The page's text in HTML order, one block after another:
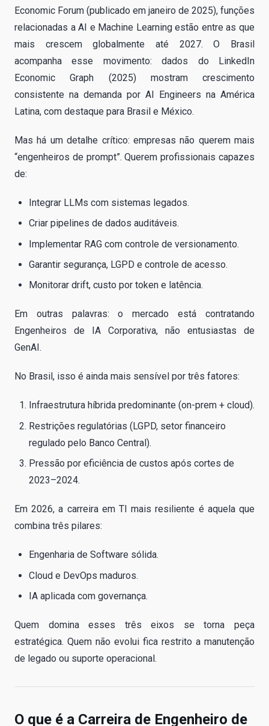
Economic Forum (publicado em janeiro de 2025), funções
relacionadas a AI e Machine Learning estão entre as que
mais crescem globalmente até 2027. O Brasil
acompanha esse movimento: dados do LinkedIn
Economic Graph (2025) mostram crescimento
consistente na demanda por AI Engineers na América
Latina, com destaque para Brasil e México.
Mas há um detalhe crítico: empresas não querem mais
“engenheiros de prompt”. Querem profissionais capazes
de:
Integrar LLMs com sistemas legados.
Criar pipelines de dados auditáveis.
Implementar RAG com controle de versionamento.
Garantir segurança, LGPD e controle de acesso.
Monitorar drift, custo por token e latência.
Em outras palavras: o mercado está contratando
Engenheiros de IA Corporativa, não entusiastas de
GenAI.
No Brasil, isso é ainda mais sensível por três fatores:
Infraestrutura híbrida predominante (on-prem + cloud).
Restrições regulatórias (LGPD, setor financeiro
regulado pelo Banco Central).
Pressão por eficiência de custos após cortes de
2023–2024.
Em 2026, a carreira em TI mais resiliente é aquela que
combina três pilares:
Engenharia de Software sólida.
Cloud e DevOps maduros.
IA aplicada com governança.
Quem domina esses três eixos se torna peça
estratégica. Quem não evolui fica restrito a manutenção
de legado ou suporte operacional.
O que é a Carreira de Engenheiro de